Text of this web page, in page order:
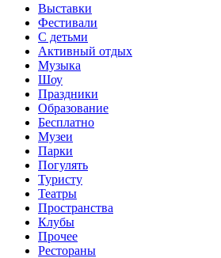
Выставки
Фестивали
С детьми
Активный отдых
Музыка
Шоу
Праздники
Образование
Бесплатно
Музеи
Парки
Погулять
Туристу
Театры
Пространства
Клубы
Прочее
Рестораны